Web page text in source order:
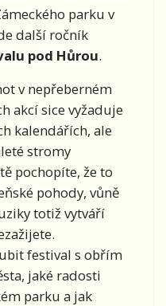
parku v
další ročník
pod Hůrou.
v nepřeberném
akcí sice vyžaduje
kalendářích, ale
stromy
pochopíte, že to
pohody, vůně
totiž vytváří
festival s obřím
jaké radosti
parku a jak